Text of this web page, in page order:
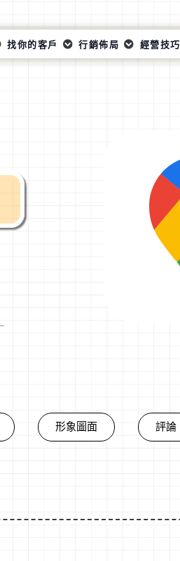
找你的客戶 行銷佈局 經營技巧
形象圖面 評論